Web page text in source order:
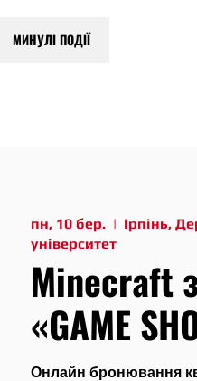
МИНУЛІ ПОДІЇ
пн, 10 бер.
  |
Ірпінь,
університет
Minecraft
«GAME
Онлайн бронювання